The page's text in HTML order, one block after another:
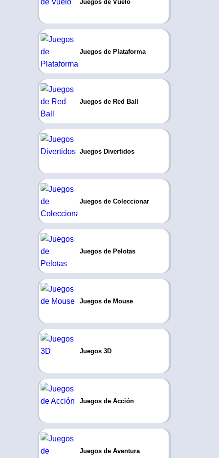
Juegos de Vuelo
Juegos de Plataforma
Juegos de Red Ball
Juegos Divertidos
Juegos de Coleccionar
Juegos de Pelotas
Juegos de Mouse
Juegos 3D
Juegos de Acción
Juegos de Aventura